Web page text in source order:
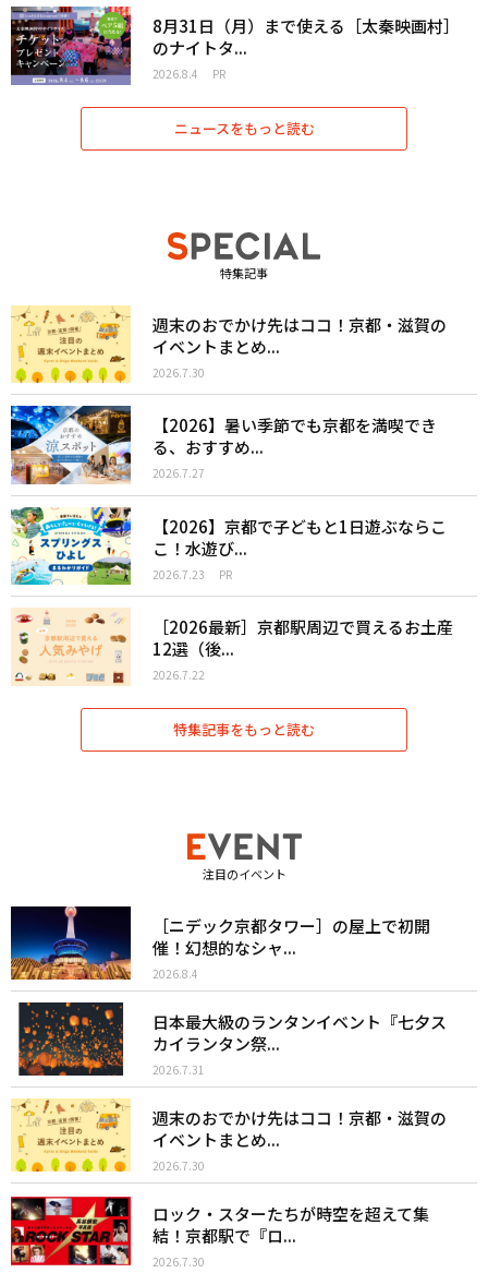
8月31日（月）まで使える［太秦映画村］
のナイトタ...
2026.8.4 PR
ニュースをもっと読む
特集記事
週末のおでかけ先はココ！京都・滋賀の
イベントまとめ...
2026.7.30
【2026】暑い季節でも京都を満喫でき
る、おすすめ...
2026.7.27
【2026】京都で子どもと1日遊ぶならこ
こ！水遊び...
2026.7.23 PR
［2026最新］京都駅周辺で買えるお土産
12選（後...
2026.7.22
特集記事をもっと読む
注目のイベント
［ニデック京都タワー］の屋上で初開
催！幻想的なシャ...
2026.8.4
日本最大級のランタンイベント『七夕ス
カイランタン祭...
2026.7.31
週末のおでかけ先はココ！京都・滋賀の
イベントまとめ...
2026.7.30
ロック・スターたちが時空を超えて集
結！京都駅で『ロ...
2026.7.30